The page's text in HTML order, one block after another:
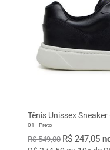
Tênis Unissex
01 - Preto
R$ 549,00 R$ 247,05